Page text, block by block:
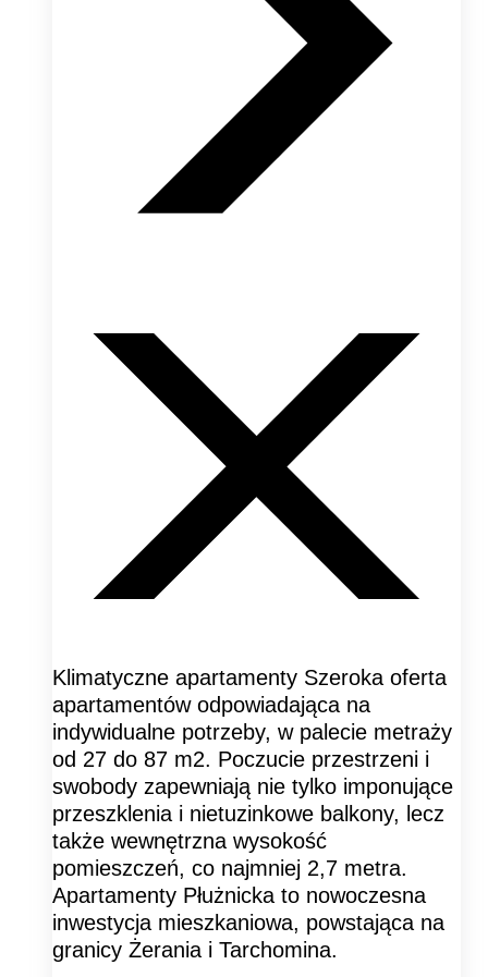
Klimatyczne apartamenty Szeroka oferta
apartamentów odpowiadająca na
indywidualne potrzeby, w palecie metraży
od 27 do 87 m2. Poczucie przestrzeni i
swobody zapewniają nie tylko imponujące
przeszklenia i nietuzinkowe balkony, lecz
także wewnętrzna wysokość
pomieszczeń, co najmniej 2,7 metra.
Apartamenty Płużnicka to nowoczesna
inwestycja mieszkaniowa, powstająca na
granicy Żerania i Tarchomina.